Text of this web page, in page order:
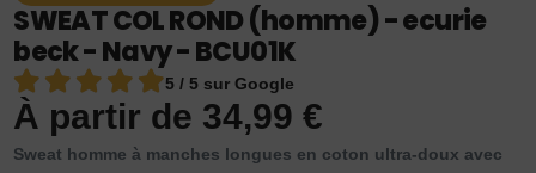
SWEAT COL ROND (homme) - ecurie
beck - Navy - BCU01K
5 / 5 sur Google
À partir de 34,99€
Sweat homme à manches longues en coton ultra-doux avec